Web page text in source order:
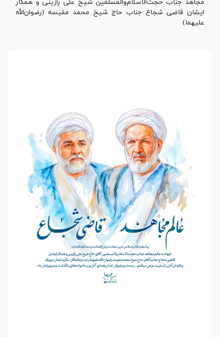
مجاهد جناب حجت‌الاسلام‌و‌المسلمین شیخ علی رازینی و همکار
ایشان قاضی شجاع جناب حاج شیخ محمد مقیسه (رضوان‌الله
علیهما)